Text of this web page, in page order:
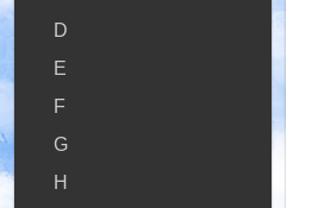
D
E
F
G
H